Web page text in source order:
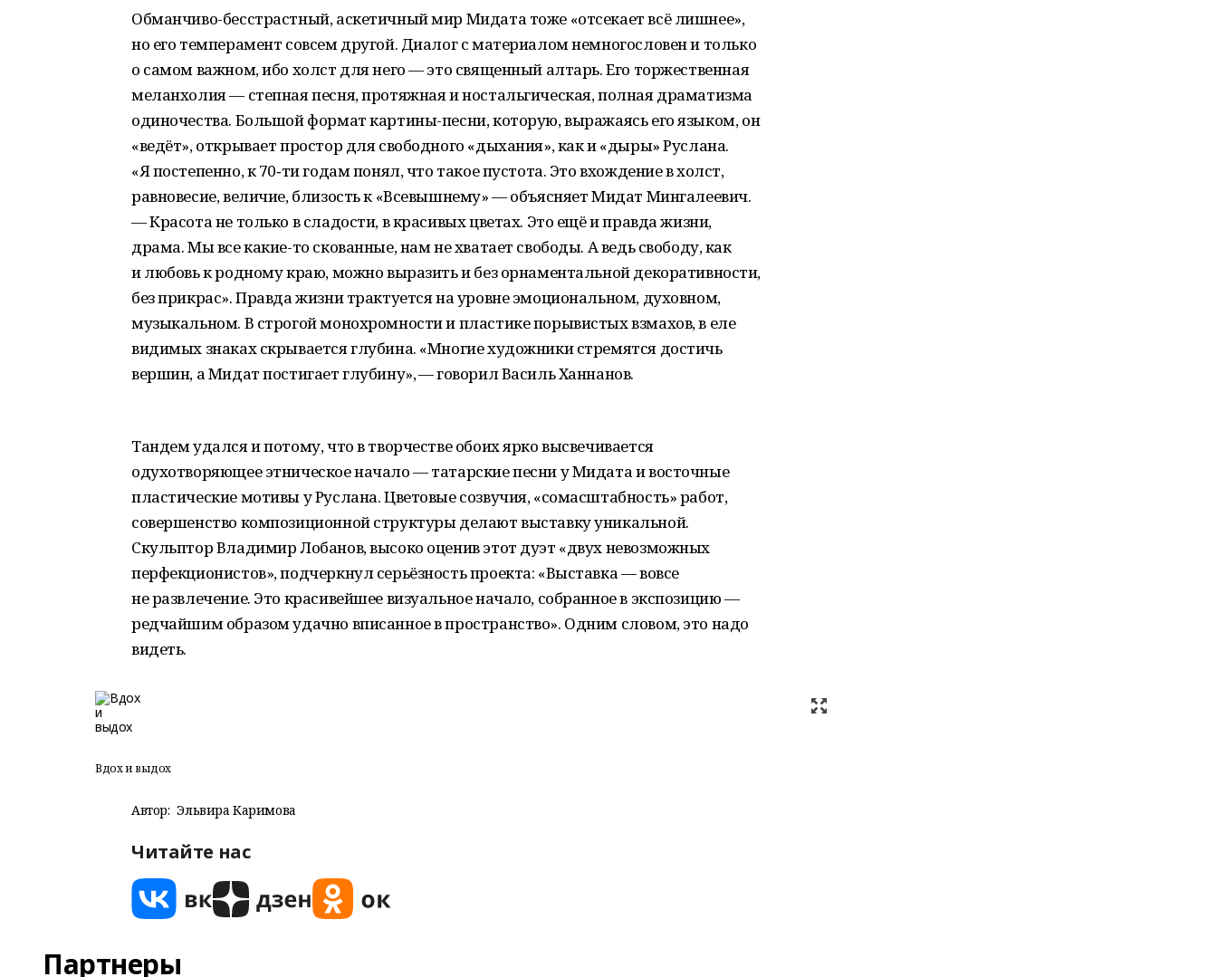
Обманчиво-бесстрастный, аскетичный мир Мидата тоже «отсекает всё лишнее»,
но его темперамент совсем другой. Диалог с материалом немногословен и только
о самом важном, ибо холст для него — это священный алтарь. Его торжественная
меланхолия — степная песня, протяжная и ностальгическая, полная драматизма
одиночества. Большой формат картины-песни, которую, выражаясь его языком, он
«ведёт», открывает простор для свободного «дыхания», как и «дыры» Руслана.
«Я постепенно, к 70‑ти годам понял, что такое пустота. Это вхождение в холст,
равновесие, величие, близость к «Всевышнему» — объясняет Мидат Мингалеевич.
— Красота не только в сладости, в красивых цветах. Это ещё и правда жизни,
драма. Мы все какие-то скованные, нам не хватает свободы. А ведь свободу, как
и любовь к родному краю, можно выразить и без орнаментальной декоративности,
без прикрас». Правда жизни трактуется на уровне эмоциональном, духовном,
музыкальном. В строгой монохромности и пластике порывистых взмахов, в еле
видимых знаках скрывается глубина. «Многие художники стремятся достичь
вершин, а Мидат постигает глубину», — говорил Василь Ханнанов.
Тандем удался и потому, что в творчестве обоих ярко высвечивается
одухотворяющее этническое начало — татарские песни у Мидата и восточные
пластические мотивы у Руслана. Цветовые созвучия, «сомасштабность» работ,
совершенство композиционной структуры делают выставку уникальной.
Скульптор Владимир Лобанов, высоко оценив этот дуэт «двух невозможных
перфекционистов», подчеркнул серьёзность проекта: «Выставка — вовсе
не развлечение. Это красивейшее визуальное начало, собранное в экспозицию —
редчайшим образом удачно вписанное в пространство». Одним словом, это надо
видеть.
Вдох и выдох
Автор: Эльвира Каримова
Читайте нас
Партнеры